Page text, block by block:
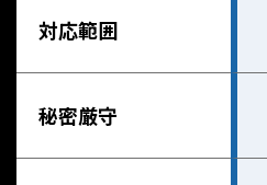
対応範囲
秘密厳守